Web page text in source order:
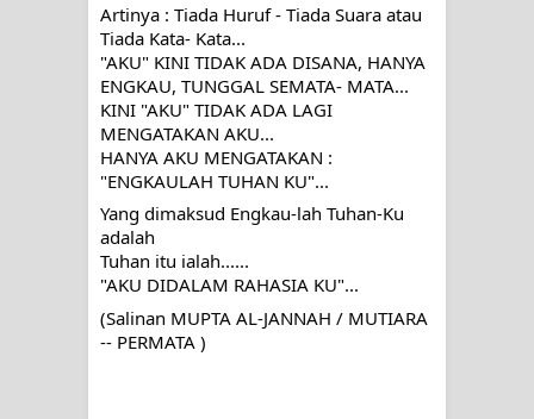
Artinya : Tiada Huruf - Tiada Suara atau
Tiada Kata- Kata...
"AKU" KINI TIDAK ADA DISANA, HANYA
ENGKAU, TUNGGAL SEMATA- MATA...
KINI "AKU" TIDAK ADA LAGI
MENGATAKAN AKU...
HANYA AKU MENGATAKAN :
"ENGKAULAH TUHAN KU"...
Yang dimaksud Engkau-lah Tuhan-Ku
adalah
Tuhan itu ialah......
"AKU DIDALAM RAHASIA KU"...
(Salinan MUPTA AL-JANNAH / MUTIARA
-- PERMATA )